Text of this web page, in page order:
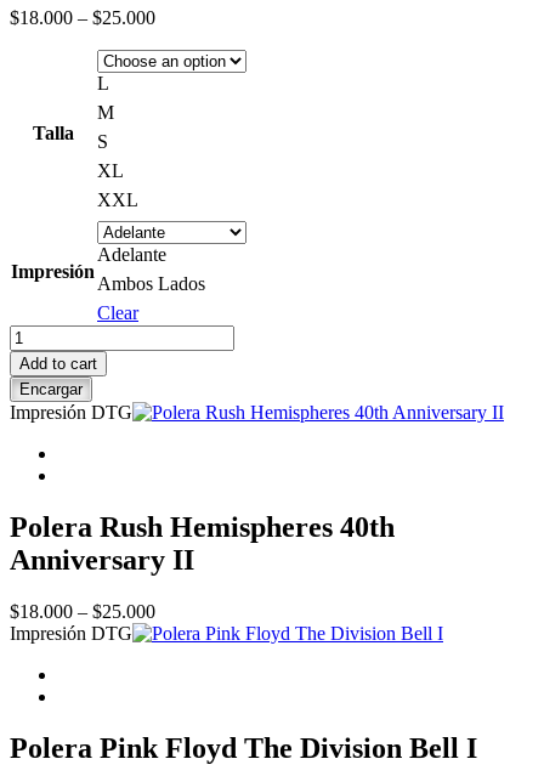
$18.000 – $25.000Price
$18.000
Talla
L
M
S
XL
XXL
Impresión
Adelante
Ambos Lados
Clear
Polera
Rush
Permanent
Waves
40th
Add to cart
Encargar
Impresión DTG
Polera Rush Hemispheres 40th
Anniversary II
$18.000 – $25.000Price
range:
Impresión DTG
Polera Pink Floyd The Division Bell I